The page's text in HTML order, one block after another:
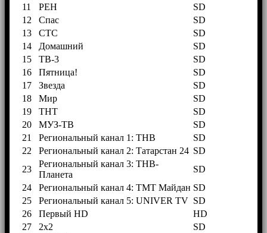
11
РЕН
SD
12
Спас
SD
13
СТС
SD
14
Домашний
SD
15
ТВ-3
SD
16
Пятница!
SD
17
Звезда
SD
18
Мир
SD
19
ТНТ
SD
20
МУЗ-ТВ
SD
21
Региональный канал 1: ТНВ
SD
22
Региональный канал 2: Татарстан 24 SD
23
Региональный канал 3: ТНВ-
Планета
SD
24
Региональный канал 4: ТМТ Майдан SD
25
Региональный канал 5: UNIVER TV SD
26
Первый HD
HD
27
2х2
SD